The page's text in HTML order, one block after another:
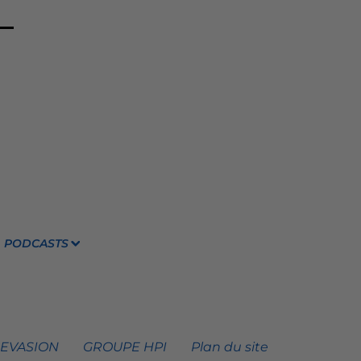
PODCASTS
GROUPE HPI Plan du site